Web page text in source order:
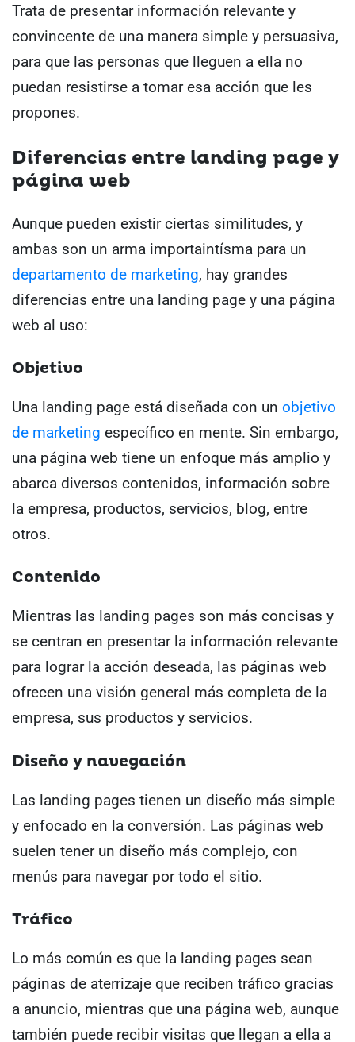
Trata de presentar información relevante y
convincente de una manera simple y persuasiva,
para que las personas que lleguen a ella no
puedan resistirse a tomar esa acción que les
propones.
Diferencias entre landing page y
página web
Aunque pueden existir ciertas similitudes, y
ambas son un arma importaintísma para un
departamento de marketing, hay grandes
diferencias entre una landing page y una página
web al uso:
Objetivo
Una landing page está diseñada con un objetivo
de marketing específico en mente. Sin embargo,
una página web tiene un enfoque más amplio y
abarca diversos contenidos, información sobre
la empresa, productos, servicios, blog, entre
otros.
Contenido
Mientras las landing pages son más concisas y
se centran en presentar la información relevante
para lograr la acción deseada, las páginas web
ofrecen una visión general más completa de la
empresa, sus productos y servicios.
Diseño y navegación
Las landing pages tienen un diseño más simple
y enfocado en la conversión. Las páginas web
suelen tener un diseño más complejo, con
menús para navegar por todo el sitio.
Tráfico
Lo más común es que la landing pages sean
páginas de aterrizaje que reciben tráfico gracias
a anuncio, mientras que una página web, aunque
también puede recibir visitas que llegan a ella a